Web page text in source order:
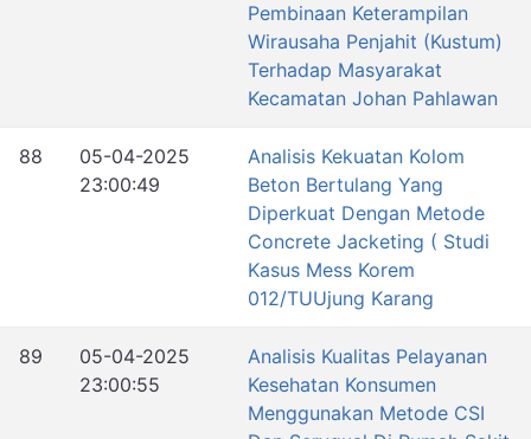
Pembinaan Keterampilan
Wirausaha Penjahit (Kustum)
Terhadap Masyarakat
Kecamatan Johan Pahlawan
88
05-04-2025
23:00:49
Analisis Kekuatan Kolom
Beton Bertulang Yang
Diperkuat Dengan Metode
Concrete Jacketing ( Studi
Kasus Mess Korem
012/TUUjung Karang
89
05-04-2025
23:00:55
Analisis Kualitas Pelayanan
Kesehatan Konsumen
Menggunakan Metode CSI